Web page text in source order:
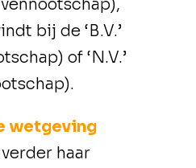
bij de ‘B.V.’
of ‘N.V.’
wetgeving
haar